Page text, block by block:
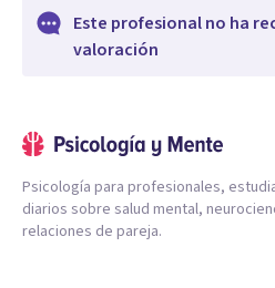
Este profesional no ha
valoración
Psicología para profesionales,
diarios sobre salud mental,
relaciones de pareja.